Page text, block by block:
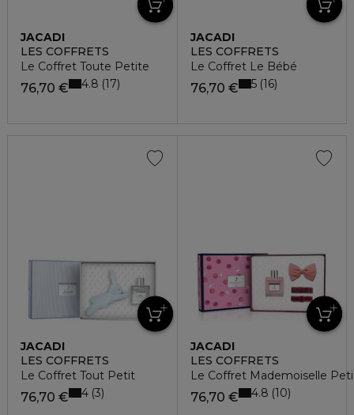
JACADI
LES COFFRETS
Le Coffret Toute Petite
76,70 € 4.8 17
JACADI
LES COFFRETS
Le Coffret Le Bébé
76,70 € 5 16
JACADI
LES COFFRETS
Le Coffret Tout Petit
76,70 € 4 3
JACADI
LES COFFRETS
Le Coffret Mademoiselle
76,70 € 4.8 10